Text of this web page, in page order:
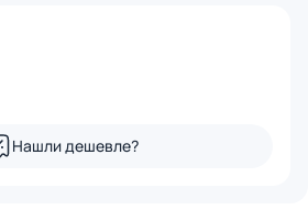
Нашли дешевле?